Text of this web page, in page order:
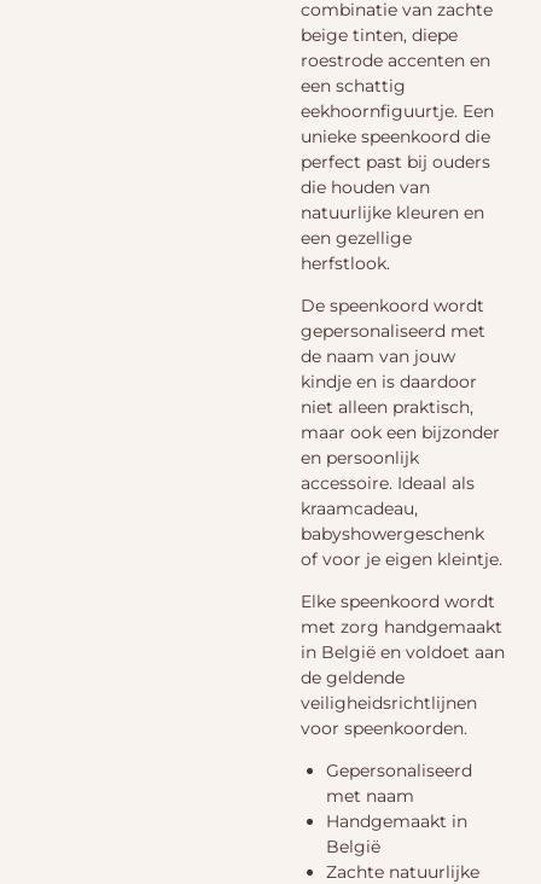
combinatie van zachte
beige tinten, diepe
roestrode accenten en
een schattig
eekhoornfiguurtje. Een
unieke speenkoord die
perfect past bij ouders
die houden van
natuurlijke kleuren en
een gezellige
herfstlook.
De speenkoord wordt
gepersonaliseerd met
de naam van jouw
kindje en is daardoor
niet alleen praktisch,
maar ook een bijzonder
en persoonlijk
accessoire. Ideaal als
kraamcadeau,
babyshowergeschenk
of voor je eigen kleintje.
Elke speenkoord wordt
met zorg handgemaakt
in België en voldoet aan
de geldende
veiligheidsrichtlijnen
voor speenkoorden.
Gepersonaliseerd
met naam
Handgemaakt in
België
Zachte natuurlijke